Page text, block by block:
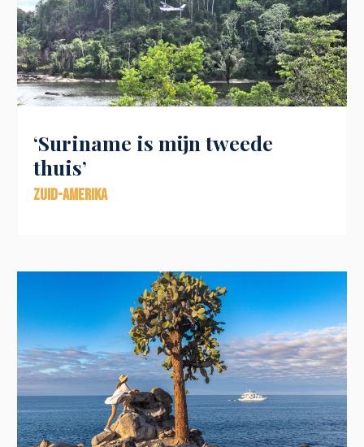
‘Suriname is mijn tweede
thuis’
Zuid-Amerika